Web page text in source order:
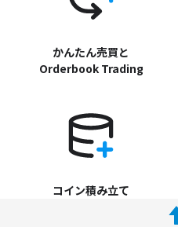
かんたん売買と
Orderbook Trading
コイン積み立て